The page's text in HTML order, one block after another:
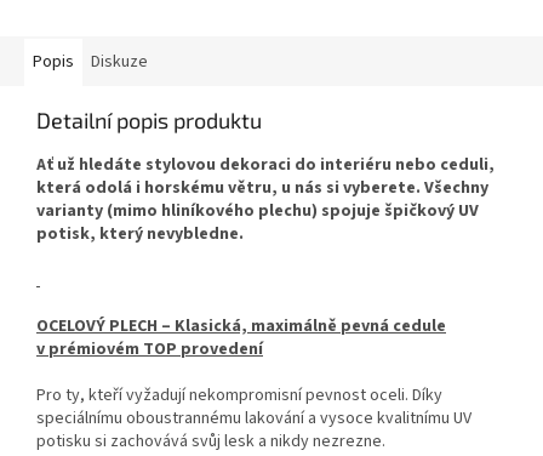
Popis Diskuze
Detailní popis produktu
Ať už hledáte stylovou dekoraci do interiéru nebo ceduli,
která odolá i horskému větru, u nás si vyberete. Všechny
varianty (mimo hliníkového plechu) spojuje špičkový UV
potisk, který nevybledne.
OCELOVÝ PLECH – Klasická, maximálně pevná cedule
v prémiovém TOP provedení
Pro ty, kteří vyžadují nekompromisní pevnost oceli. Díky
speciálnímu oboustrannému lakování a vysoce kvalitnímu UV
potisku si zachovává svůj lesk a nikdy nezrezne.